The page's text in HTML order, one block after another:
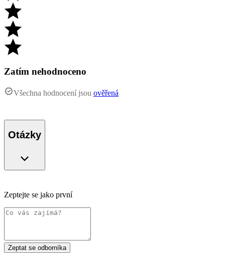
Zatím nehodnoceno
Všechna hodnocení jsou ověřená
Otázky
Zeptejte se jako první
Zeptat se odborníka